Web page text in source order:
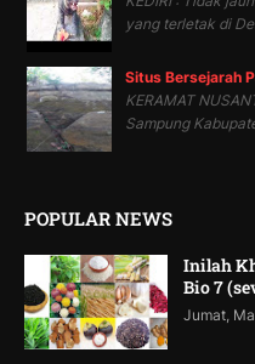
yang terletak di
Situs Bersejarah
KERAMAT
Sampung
POPULAR NEWS
Inilah
Bio 7
Jumat,